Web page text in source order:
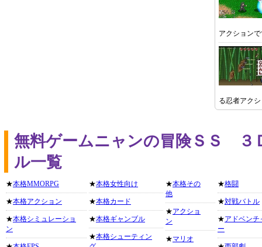
アクション
る忍者アク
無料ゲームニャンの冒険ＳＳ ３
ル一覧
★本格MMORPG
★本格アクション
★本格シミュレーショ
ン
★本格女性向け
★本格カード
★本格ギャンブル
★本格シューティン
★本格その
他
★アクショ
ン
★マリオ
★格闘
★対戦バトル
★アドベンチ
ー